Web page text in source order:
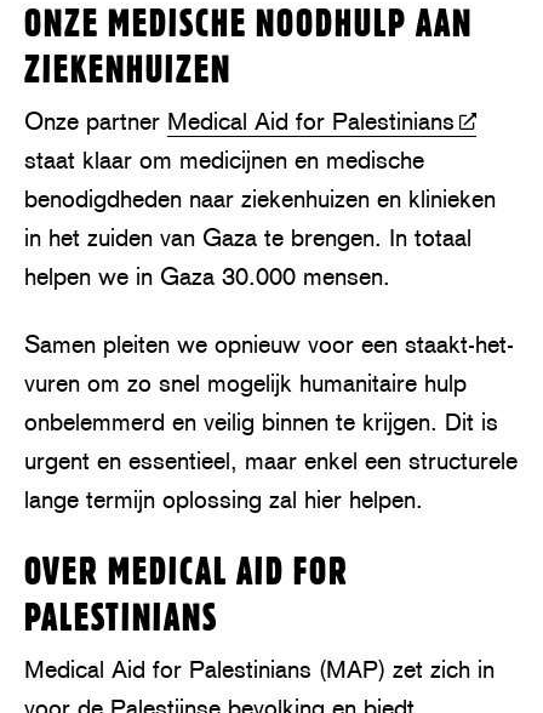
ONZE MEDISCHE NOODHULP AAN
ZIEKENHUIZEN
Onze partner Medical Aid for Palestinians
staat klaar om medicijnen en medische
benodigdheden naar ziekenhuizen en klinieken
in het zuiden van Gaza te brengen. In totaal
helpen we in Gaza 30.000 mensen.
Samen pleiten we opnieuw voor een staakt-het-
vuren om zo snel mogelijk humanitaire hulp
onbelemmerd en veilig binnen te krijgen. Dit is
urgent en essentieel, maar enkel een structurele
lange termijn oplossing zal hier helpen.
OVER MEDICAL AID FOR
PALESTINIANS
Medical Aid for Palestinians (MAP) zet zich in